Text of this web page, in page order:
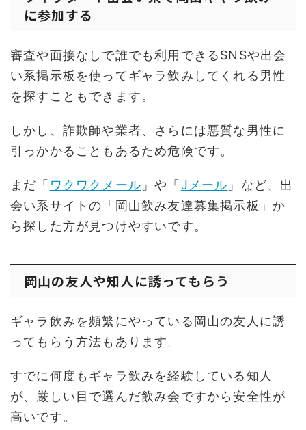
に参加する
審査や面接なしで誰でも利用できるSNSや出会
い系掲示板を使ってギャラ飲みしてくれる男性
を探すこともできます。
しかし、詐欺師や業者、さらには悪質な男性に
引っかかることもあるため危険です。
まだ「 ワクワクメール 」や「Jメール 」など、出
会い系サイトの「岡山飲み友達募集掲示板」か
ら探した方が見つけやすいです。
岡山の友人や知人に誘ってもらう
ギャラ飲みを頻繁にやっている岡山の友人に誘
ってもらう方法もあります。
すでに何度もギャラ飲みを経験している知人
が、厳しい目で選んだ飲み会ですから安全性が
高いです。